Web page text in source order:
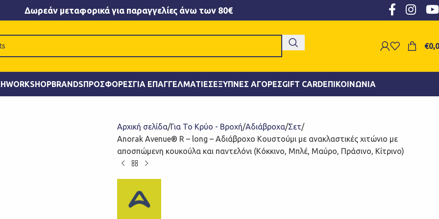
Δωρεάν μεταφορικά για παραγγελίες άνω των 80€
€
WORKSHOPBRANDSΠΡΟΣΦΟΡΈΣΓΙΑ ΕΠΑΓΓΕΛΜΑΤΊΕΣΕΞΥΠΝΕΣ ΑΓΟΡΈΣGIFT CARDΕΠΙΚΟΙΝΩΝΊΑ
Αρχική σελίδα Για Το Κρύο - Βροχή Αδιάβροχα Σετ
Anorak Avenue® R – long – Αδιάβροχο Κουστούμι με ανακλαστικές χιτώνιο με
αποσπώμενη κουκούλα και παντελόνι (Κόκκινο, Μπλέ, Μαύρο, Πράσινο, Κίτρινο)